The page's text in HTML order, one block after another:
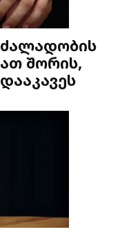
შორის,